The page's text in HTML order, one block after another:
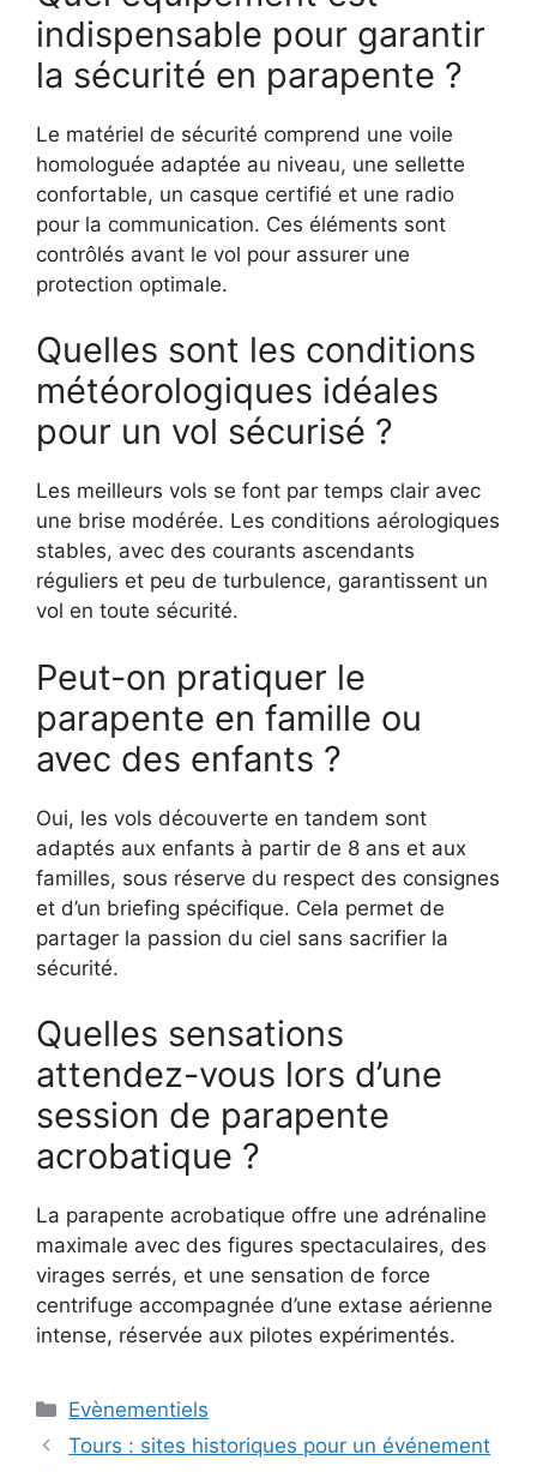
indispensable pour garantir
la sécurité en parapente ?
Le matériel de sécurité comprend une voile
homologuée adaptée au niveau, une sellette
confortable, un casque certifié et une radio
pour la communication. Ces éléments sont
contrôlés avant le vol pour assurer une
protection optimale.
Quelles sont les conditions
météorologiques idéales
pour un vol sécurisé ?
Les meilleurs vols se font par temps clair avec
une brise modérée. Les conditions aérologiques
stables, avec des courants ascendants
réguliers et peu de turbulence, garantissent un
vol en toute sécurité.
Peut-on pratiquer le
parapente en famille ou
avec des enfants ?
Oui, les vols découverte en tandem sont
adaptés aux enfants à partir de 8 ans et aux
familles, sous réserve du respect des consignes
et d’un briefing spécifique. Cela permet de
partager la passion du ciel sans sacrifier la
sécurité.
Quelles sensations
attendez-vous lors d’une
session de parapente
acrobatique ?
La parapente acrobatique offre une adrénaline
maximale avec des figures spectaculaires, des
virages serrés, et une sensation de force
centrifuge accompagnée d’une extase aérienne
intense, réservée aux pilotes expérimentés.
Catégories
Evènementiels
Tours : sites historiques pour un événement